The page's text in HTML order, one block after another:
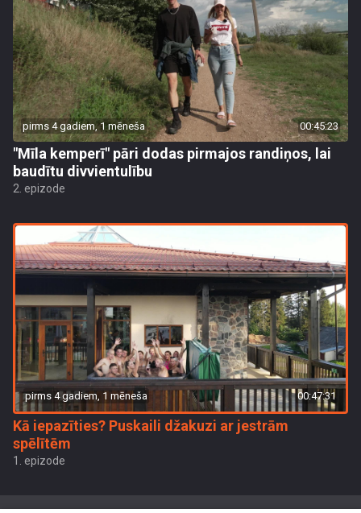
pirms 4 gadiem, 1 mēneša 00:45:23
"Mīla kemperī" pāri dodas pirmajos randiņos, lai
baudītu divvientulību
2. epizode
pirms 4 gadiem, 1 mēneša 00:47:31
Kā iepazīties? Puskaili džakuzi ar jestrām
spēlītēm
1. epizode